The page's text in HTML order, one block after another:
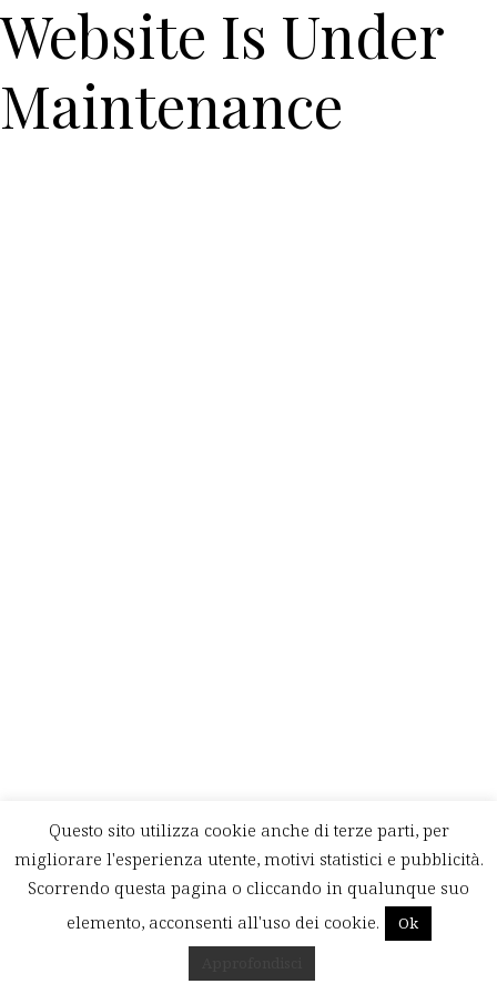
Website Is Under
Maintenance
Questo sito utilizza cookie anche di terze parti, per
migliorare l'esperienza utente, motivi statistici e pubblicità.
Scorrendo questa pagina o cliccando in qualunque suo
elemento, acconsenti all'uso dei cookie.
Ok